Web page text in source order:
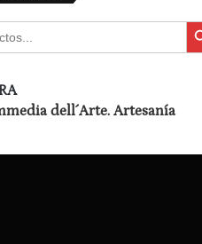
Botón
dell´Arte. Artesanía